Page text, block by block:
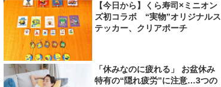
【今日から】くら寿司×ミニオン
ズ初コラボ “実物”オリジナルス
テッカー、クリアポーチ
「休みなのに疲れる」 お盆休み
特有の“隠れ疲労”に注意…3つの